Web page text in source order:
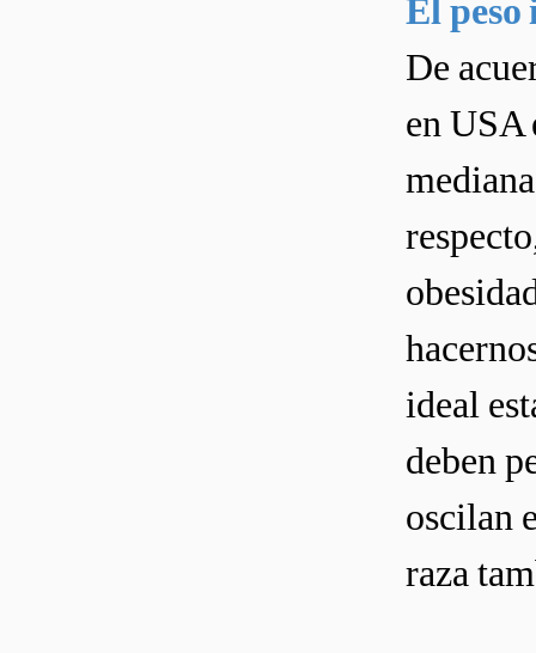
El peso
De
en USA
ideal
deben
oscilan
raza